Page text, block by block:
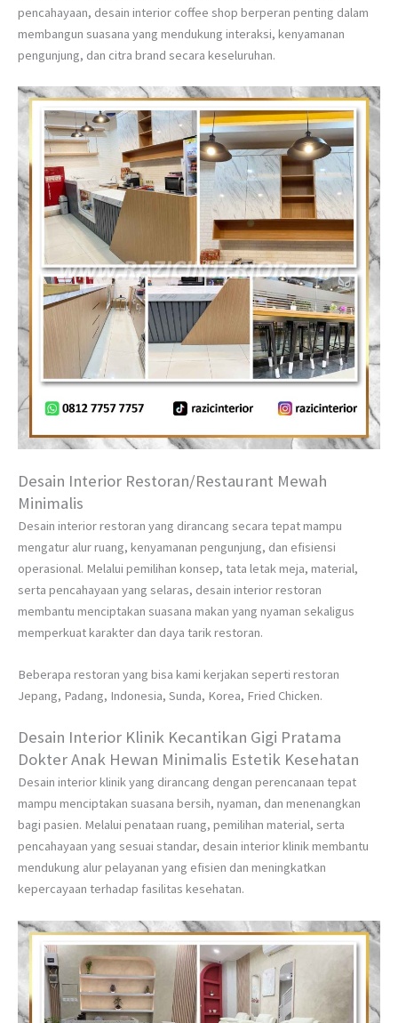
pencahayaan, desain interior coffee shop berperan penting dalam
membangun suasana yang mendukung interaksi, kenyamanan
pengunjung, dan citra brand secara keseluruhan.
Desain Interior Restoran/Restaurant Mewah
Minimalis
Desain interior restoran yang dirancang secara tepat mampu
mengatur alur ruang, kenyamanan pengunjung, dan efisiensi
operasional. Melalui pemilihan konsep, tata letak meja, material,
serta pencahayaan yang selaras, desain interior restoran
membantu menciptakan suasana makan yang nyaman sekaligus
memperkuat karakter dan daya tarik restoran.
Beberapa restoran yang bisa kami kerjakan seperti restoran
Jepang, Padang, Indonesia, Sunda, Korea, Fried Chicken.
Desain Interior Klinik Kecantikan Gigi Pratama
Dokter Anak Hewan Minimalis Estetik Kesehatan
Desain interior klinik yang dirancang dengan perencanaan tepat
mampu menciptakan suasana bersih, nyaman, dan menenangkan
bagi pasien. Melalui penataan ruang, pemilihan material, serta
pencahayaan yang sesuai standar, desain interior klinik membantu
mendukung alur pelayanan yang efisien dan meningkatkan
kepercayaan terhadap fasilitas kesehatan.